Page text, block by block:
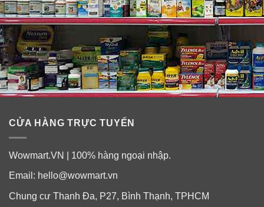
hiệu quả cho cơ thể.
Super Collagen +C với thành phần Collagen thủy
phân là nguồn cung cấp tự nhiên, giàu có của
glycine, loại axit amin thiết yếu cho tăng trưởng
cơ bắp.
xương, Collagen là sức mạnh của xương khớp.
Cung cấp Collagen qua đó khắc phục các loại
móng yếu và gãy và hư hỏng.
Collagen là thành phần làm dầy tóc đồng thời
giúp tóc chắc khỏe và đẹp hơn
CỬA HÀNG TRỰC TUYẾN
Wowmart.VN | 100% hàng ngoại nhập.
Email: hello@wowmart.vn
Chung cư Thanh Đa, P27, Bình Thạnh, TPHCM